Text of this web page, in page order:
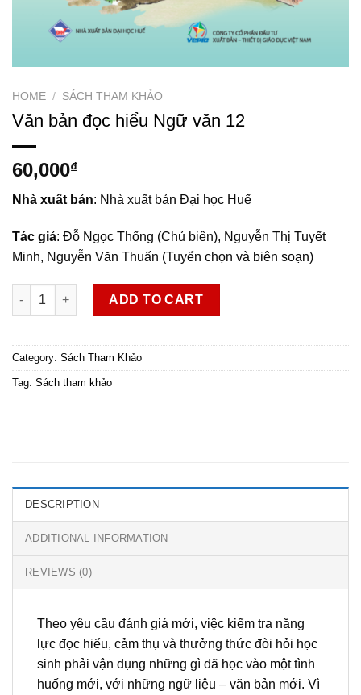
HOME / SÁCH THAM KHẢO
Văn bản đọc hiểu Ngữ văn 12
60,000₫
Nhà xuất bản: Nhà xuất bản Đại học Huế
Tác giả: Đỗ Ngọc Thống (Chủ biên), Nguyễn Thị Tuyết
Minh, Nguyễn Văn Thuấn (Tuyển chọn và biên soạn)
Văn bản đọc hiểu Ngữ văn 12 quantity
ADD TO CART
Category: Sách Tham Khảo
Tag: Sách tham khảo
DESCRIPTION
ADDITIONAL INFORMATION
REVIEWS (0)
Theo yêu cầu đánh giá mới, việc kiểm tra năng
lực đọc hiểu, cảm thụ và thưởng thức đòi hỏi học
sinh phải vận dụng những gì đã học vào một tình
huống mới, với những ngữ liệu – văn bản mới. Vì